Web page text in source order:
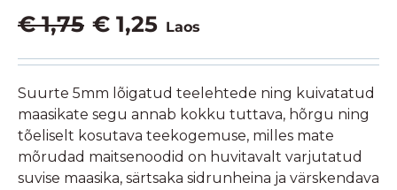
€1,75 Algne
oli:
€ 1,25 Praegune
on:
Laos
Suurte 5mm lõigatud teelehtede ning kuivatatud
maasikate segu annab kokku tuttava, hõrgu ning
tõeliselt kosutava teekogemuse, milles mate
mõrudad maitsenoodid on huvitavalt varjutatud
suvise maasika, särtsaka sidrunheina ja värskendava